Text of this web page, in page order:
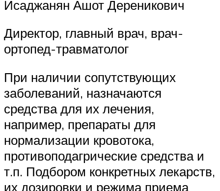
Исаджанян Ашот Дереникович
Директор, главный врач, врач-
ортопед-травматолог
При наличии сопутствующих
заболеваний, назначаются
средства для их лечения,
например, препараты для
нормализации кровотока,
противоподагрические средства и
т.п. Подбором конкретных лекарств,
их дозировки и режима приема